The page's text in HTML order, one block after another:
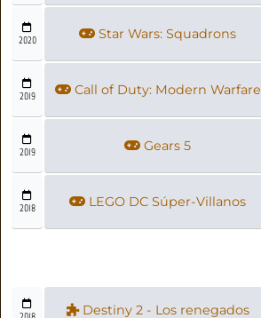
2020 Star Wars: Squadrons
2019 Call of Duty: Modern Warfare
2019 Gears 5
2018 LEGO DC Súper-Villanos
Destiny 2 - Los renegados